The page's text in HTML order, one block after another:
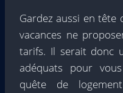
Gardez aussi en tête
vacances ne
tarifs. Il serait donc
adéquats pour
quête de